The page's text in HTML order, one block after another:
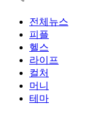
전체뉴스
피플
헬스
라이프
컬처
머니
테마